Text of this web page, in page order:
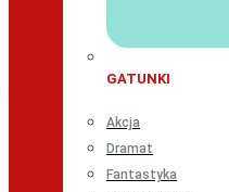
GATUNKI
Akcja
Dramat
Fantastyka